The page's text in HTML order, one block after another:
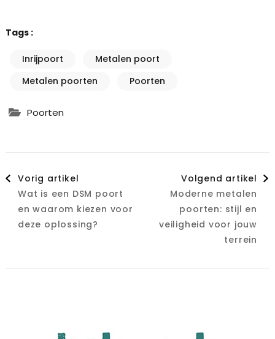
Tags :
Inrijpoort
Metalen poort
Metalen poorten
Poorten
Poorten
Berichtnavigatie
Vorig artikel
Wat is een DSM poort
en waarom kiezen voor
deze oplossing?
Volgend artikel
Moderne metalen
poorten: stijl en
veiligheid voor jouw
terrein